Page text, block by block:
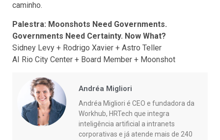
caminho.
Palestra: Moonshots Need Governments.
Governments Need Certainty. Now What?
Sidney Levy + Rodrigo Xavier + Astro Teller
AI Rio City Center + Board Member + Moonshot
Andréa Migliori
Andréa Migliori é CEO e fundadora da
Workhub, HRTech que integra
inteligência artificial a intranets
corporativas e já atende mais de 240